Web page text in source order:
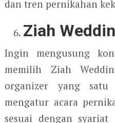
dan tren pernikahan
Ziah
Ingin mengusung
memilih Ziah
organizer yang
mengatur acara
sesuai dengan